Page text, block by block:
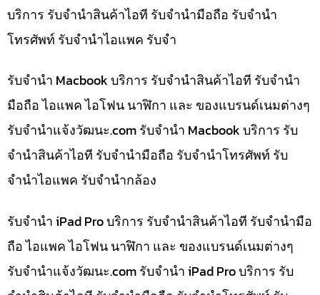
บริการ รับจำนำสินค้าไอที รับจำนำมือถือ รับจำนำ
โทรศัพท์ รับจำนำไอแพค รับจำ
รับจำนำ Macbook บริการ รับจำนำสินค้าไอที รับจำนำ
มือถือ ไอแพค ไอโฟน นาฬิกา และ ของแบรนด์เนมต่างๆ
รับจํานําแจ้งวัฒนะ.com รับจำนำ Macbook บริการ รับ
จำนำสินค้าไอที รับจำนำมือถือ รับจำนำโทรศัพท์ รับ
จำนำไอแพค รับจำนำกล้อง
รับจำนำ iPad Pro บริการ รับจำนำสินค้าไอที รับจำนำมือ
ถือ ไอแพค ไอโฟน นาฬิกา และ ของแบรนด์เนมต่างๆ
รับจํานําแจ้งวัฒนะ.com รับจำนำ iPad Pro บริการ รับ